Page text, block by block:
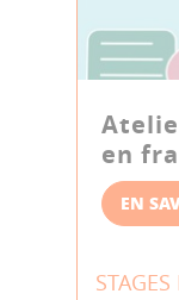
en
EN
STAGES